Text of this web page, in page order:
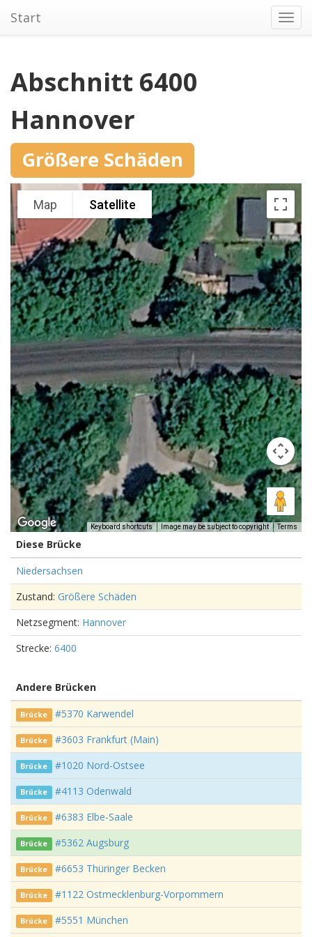
Start
Abschnitt 6400
Hannover
Größere Schäden
Map Satellite
Keyboard shortcuts Image may be subject to copyright Terms
Diese Brücke
Niedersachsen
Zustand: Größere Schäden
Netzsegment: Hannover
Strecke: 6400
Andere Brücken
Brücke #5370 Karwendel
Brücke #3603 Frankfurt (Main)
Brücke #1020 Nord-Ostsee
Brücke #4113 Odenwald
Brücke #6383 Elbe-Saale
Brücke #5362 Augsburg
Brücke #6653 Thüringer Becken
Brücke #1122 Ostmecklenburg-Vorpommern
Brücke #5551 München